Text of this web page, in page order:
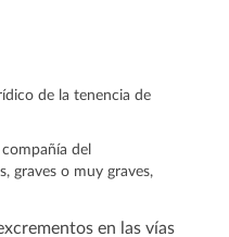
de la tenencia de
del
graves o muy graves,
en las vías